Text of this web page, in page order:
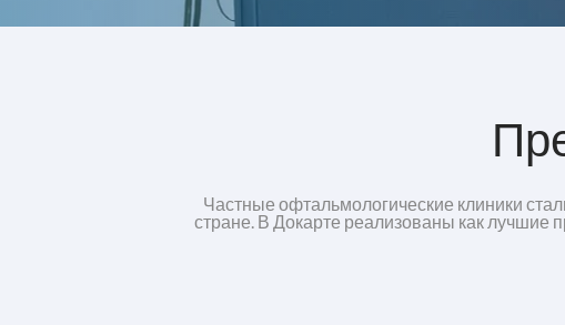
Частные офтальмологические клиники
стране. В Докарте реализованы как лучшие